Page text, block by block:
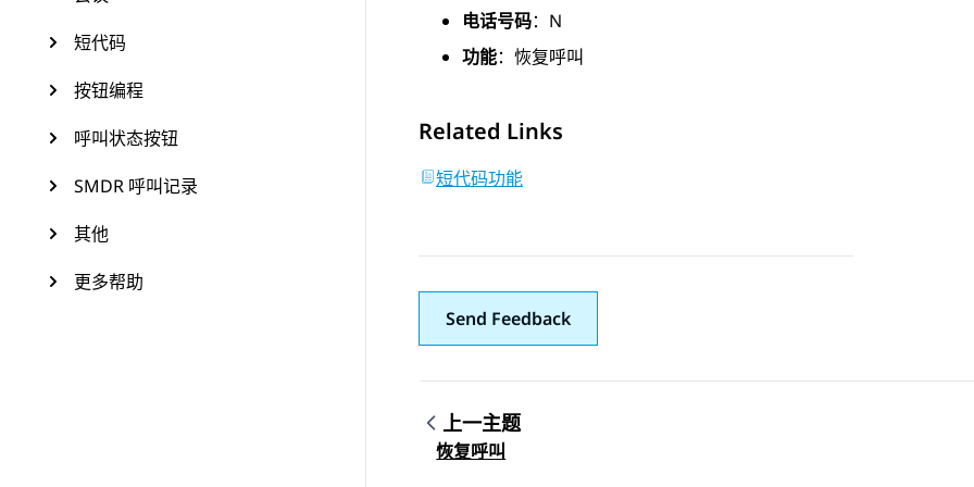
短代码
按钮编程
呼叫状态按钮
SMDR 呼叫记录
其他
更多帮助
电话号码：N
功能：恢复呼叫
Related Links
短代码功能
Send Feedback
Topic navigation
上一主题
恢复呼叫